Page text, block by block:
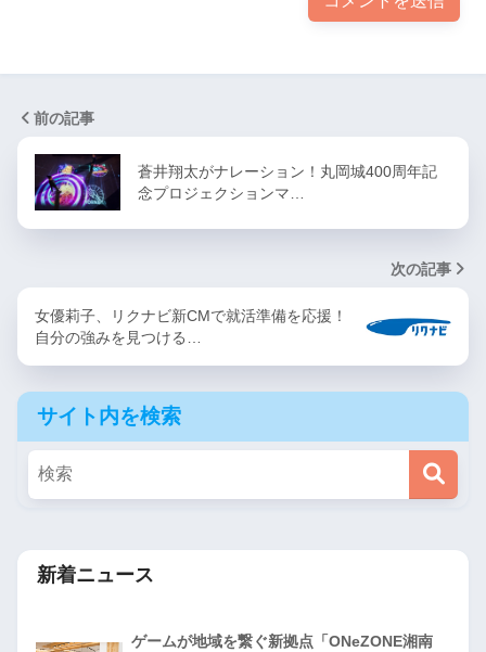
前の記事
蒼井翔太がナレーション！丸岡城400周年記
念プロジェクションマ…
次の記事
女優莉子、リクナビ新CMで就活準備を応援！
自分の強みを見つける…
サイト内を検索
新着ニュース
ゲームが地域を繋ぐ新拠点「ONeZONE湘南